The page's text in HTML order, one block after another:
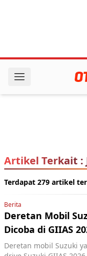
Artikel Terkait :
Terdapat 279 artikel
Berita
Deretan Mobil
Dicoba di GIIAS
Deretan mobil Suzuki